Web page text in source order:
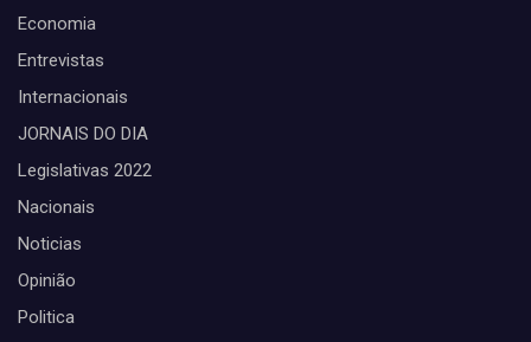
Economia
Entrevistas
Internacionais
JORNAIS DO DIA
Legislativas 2022
Nacionais
Noticias
Opinião
Politica